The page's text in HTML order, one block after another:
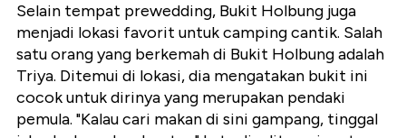
Selain tempat prewedding, Bukit Holbung juga
menjadi lokasi favorit untuk camping cantik. Salah
satu orang yang berkemah di Bukit Holbung adalah
Triya. Ditemui di lokasi, dia mengatakan bukit ini
cocok untuk dirinya yang merupakan pendaki
pemula. "Kalau cari makan di sini gampang, tinggal